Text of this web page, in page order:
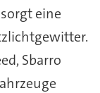
eine
Sbarro